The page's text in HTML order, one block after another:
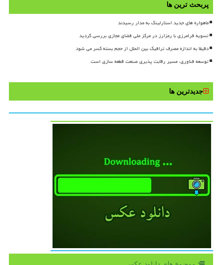
پربحث ترین ها
ماهواره های جدید استارلینک به مدار رسیدند
تسویه فرامرزی با رمزارز در مرکز ملی فضای مجازی بررسی گردید
دقیقا به اندازه مصرف ترافیک بین الملل از حجم بسته کسر می شود
توسعه فناوری، مسیر رقابت پذیری صنعت قطعه سازی است
جدیدترین ها